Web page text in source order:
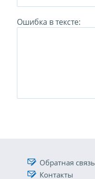
Ошибка в тексте:
Обратная связь
Контакты